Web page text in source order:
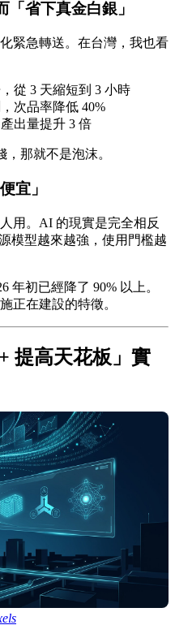
省下真金白銀」
緊急轉送。在台灣，我也看
從 3 天縮短到 3 小時
次品率降低 40%
出量提升 3 倍
那就不是泡沫。
宜」
用。AI 的現實是完全相反
型越來越強，使用門檻越
年初已經降了 90% 以上。
正在建設的特徵。
提高天花板」實